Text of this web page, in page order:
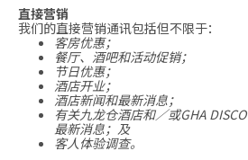
直接营销
我们的直接营销通讯包括但不限于：
客房优惠；
餐厅、酒吧和活动促销；
节日优惠；
酒店开业；
酒店新闻和最新消息；
有关九龙仓酒店和／或GHA
最新消息；及
客人体验调查。